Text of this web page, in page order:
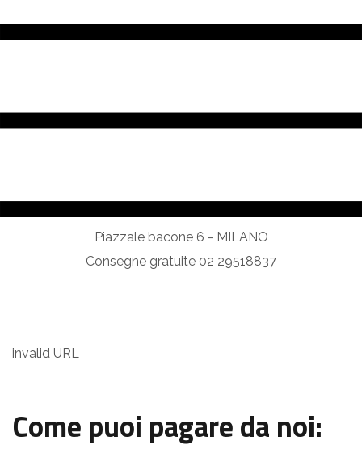
Piazzale bacone 6 - MILANO
Consegne gratuite 02 29518837
invalid URL
Come puoi pagare da noi: